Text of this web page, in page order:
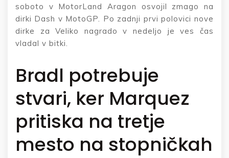
soboto v MotorLand Aragon osvojil zmago na
dirki Dash v MotoGP. Po zadnji prvi polovici nove
dirke za Veliko nagrado v nedeljo je ves čas
vladal v bitki.
Bradl potrebuje
stvari, ker Marquez
pritiska na tretje
mesto na stopničkah